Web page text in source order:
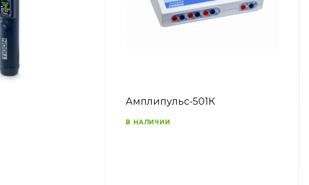
Амплипульс-501К
В НАЛИЧИИ